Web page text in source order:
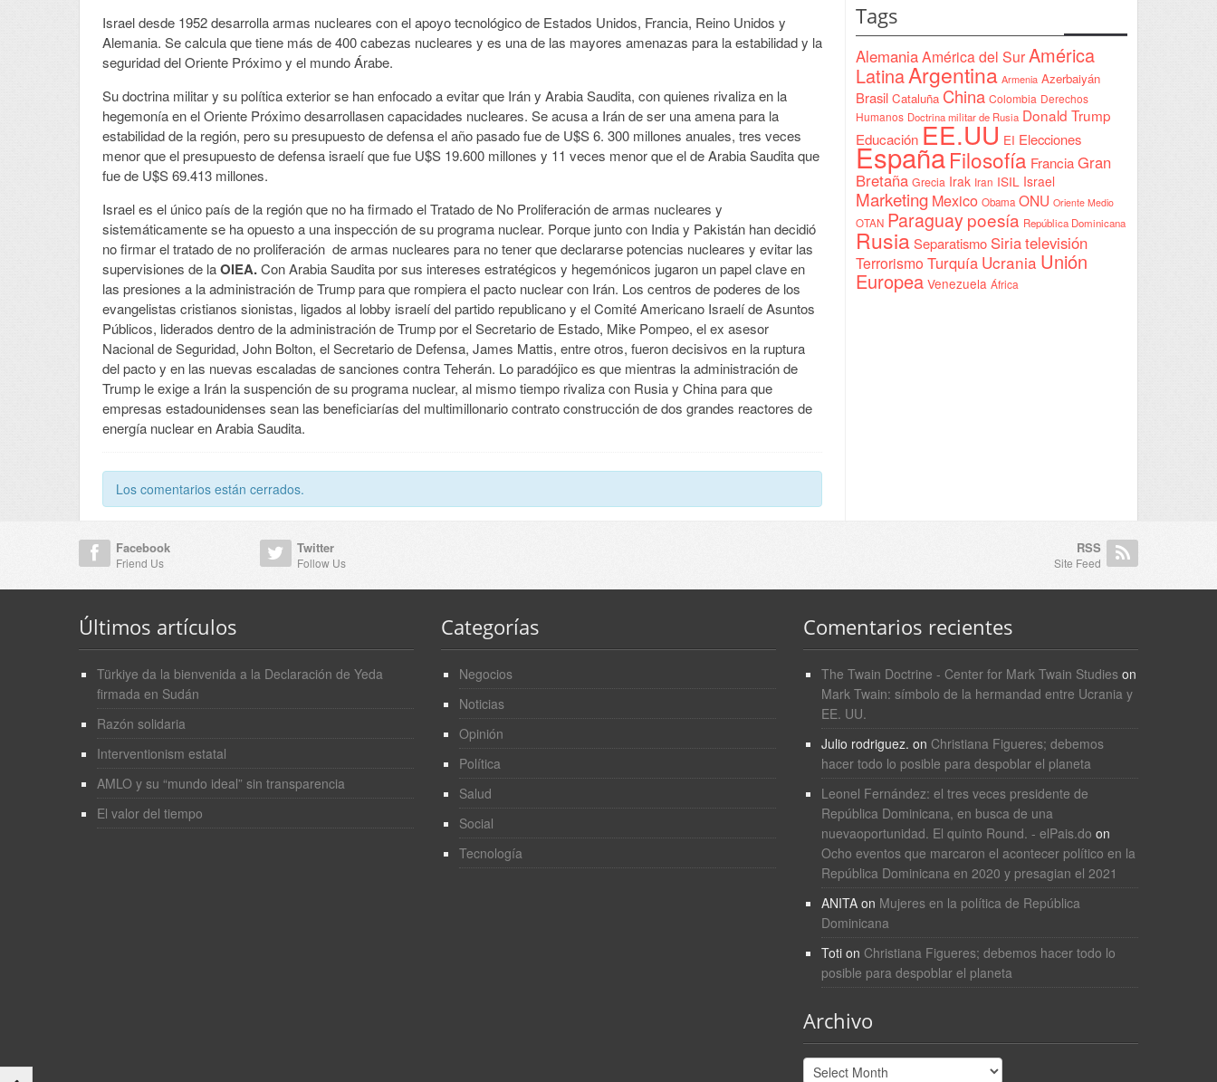
Israel desde 1952 desarrolla armas nucleares con el apoyo tecnológico de Estados Unidos, Francia, Reino Unidos y
Alemania. Se calcula que tiene más de 400 cabezas nucleares y es una de las mayores amenazas para la estabilidad y la
seguridad del Oriente Próximo y el mundo Árabe.
Su doctrina militar y su política exterior se han enfocado a evitar que Irán y Arabia Saudita, con quienes rivaliza en la
hegemonía en el Oriente Próximo desarrollasen capacidades nucleares. Se acusa a Irán de ser una amena para la
estabilidad de la región, pero su presupuesto de defensa el año pasado fue de U$S 6. 300 millones anuales, tres veces
menor que el presupuesto de defensa israelí que fue U$S 19.600 millones y 11 veces menor que el de Arabia Saudita que
fue de U$S 69.413 millones.
Israel es el único país de la región que no ha firmado el Tratado de No Proliferación de armas nucleares y
sistemáticamente se ha opuesto a una inspección de su programa nuclear. Porque junto con India y Pakistán han decidió
no firmar el tratado de no proliferación de armas nucleares para no tener que declararse potencias nucleares y evitar las
supervisiones de laOIEA.Con Arabia Saudita por sus intereses estratégicos y hegemónicos jugaron un papel clave en
las presiones a la administración de Trump para que rompiera el pacto nuclear con Irán. Los centros de poderes de los
evangelistas cristianos sionistas, ligados al lobby israelí del partido republicano y el Comité Americano Israelí de Asuntos
Públicos, liderados dentro de la administración de Trump por el Secretario de Estado, Mike Pompeo, el ex asesor
Nacional de Seguridad, John Bolton, el Secretario de Defensa, James Mattis, entre otros, fueron decisivos en la ruptura
del pacto y en las nuevas escaladas de sanciones contra Teherán. Lo paradójico es que mientras la administración de
Trump le exige a Irán la suspención de su programa nuclear, al mismo tiempo rivaliza con Rusia y China para que
empresas estadounidenses sean las beneficiarías del multimillonario contrato construcción de dos grandes reactores de
energía nuclear en Arabia Saudita.
Los comentarios están cerrados.
Tags
AlemaniaAmérica del SurAmérica
LatinaArgentina Armenia Azerbaiyán
Brasil Cataluña China Colombia Derechos
Humanos Doctrina militar de Rusia Donald Trump
EducaciónEE.UU EI Elecciones
EspañaFilosofía FranciaGran
Bretaña Grecia Irak Iran ISIL Israel
Marketing Mexico Obama ONU Oriente Medio
OTAN Paraguaypoesía República Dominicana
RusiaSeparatismo Siriatelevisión
Terrorismo Turquía Ucrania Unión
Europea Venezuela África
Facebook
Friend Us
Twitter
Follow Us
RSS
Site Feed
Últimos artículos
Türkiye da la bienvenida a la Declaración de Yeda
firmada en Sudán
Razón solidaria
Interventionism estatal
AMLO y su “mundo ideal” sin transparencia
El valor del tiempo
Categorías
Negocios
Noticias
Opinión
Política
Salud
Social
Tecnología
Comentarios recientes
The Twain Doctrine - Center for Mark Twain Studies on
Mark Twain: símbolo de la hermandad entre Ucrania y
EE. UU.
Julio rodriguez. on Christiana Figueres; debemos
hacer todo lo posible para despoblar el planeta
Leonel Fernández: el tres veces presidente de
República Dominicana, en busca de una
nuevaoportunidad. El quinto Round. - elPais.do on
Ocho eventos que marcaron el acontecer político en la
República Dominicana en 2020 y presagian el 2021
ANITA on Mujeres en la política de República
Dominicana
Toti on Christiana Figueres; debemos hacer todo lo
posible para despoblar el planeta
Archivo
Archivo